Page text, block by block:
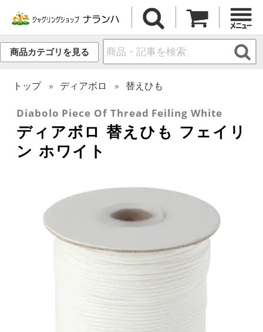
商品カテゴリを見る
トップ ディアボロ 替えひも
Diabolo Piece Of Thread Feiling White
ディアボロ 替えひも フェイリ
ン ホワイト